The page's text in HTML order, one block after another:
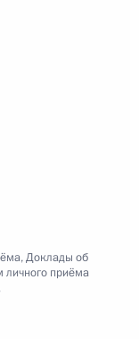
,Доклады об
личного приёма